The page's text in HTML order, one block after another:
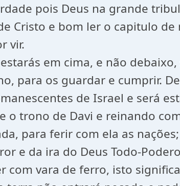
pois Deus na grande
Cristo e bom ler o capitulo
vir.
em cima, e não
para os guardar e cumprir.
de Israel e será
o trono de Davi e reinando
para ferir com ela as
e da ira do Deus Todo-
com vara de ferro, isto